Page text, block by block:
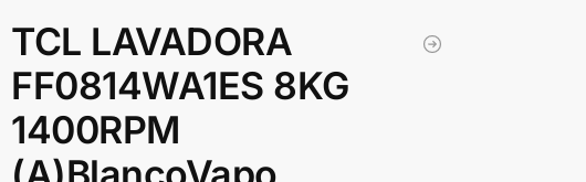
TCL LAVADORA
FF0814WA1ES 8KG
1400RPM